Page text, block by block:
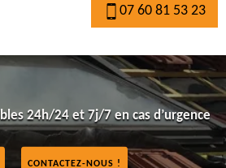
07 60 81 53 23
24h/24 et 7j/7 en cas d’urgence
CONTACTEZ-NOUS !